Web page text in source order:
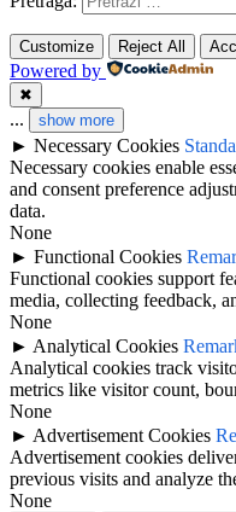
Customize Reject All
Powered by
✖
... show more
► Necessary Cookies
Necessary cookies enable
and consent preference
data.
None
► Functional Cookies
Functional cookies support
media, collecting feedback,
None
► Analytical Cookies
Analytical cookies track
metrics like visitor count,
None
► Advertisement Cookies
Advertisement cookies
previous visits and analyze
None